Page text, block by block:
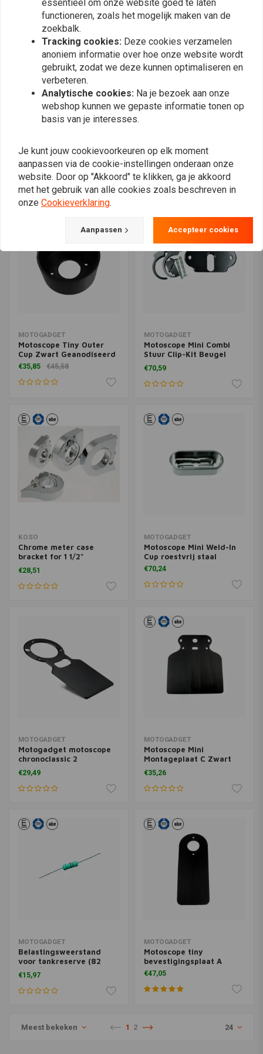
Universele Stuurklem Kit
Gepolijst
€72,83
chronoclassic 2 houder
universeel
€59,96
MOTOGADGET
Motoscope Tiny Outer
Cup Zwart Geanodiseerd
€35,85 €45,58
MOTOGADGET
Motoscope Mini Combi
Stuur Clip-Kit Beugel
Zwart Geanodiseerd
€70,59
KOSO
Chrome meter case
bracket for 1 1/2"
Handlebar
€28,51
MOTOGADGET
Motoscope Mini Weld-In
Cup roestvrij staal
€70,24
MOTOGADGET
Motogadget motoscope
chronoclassic 2
montageplaat universeel
€29,49
MOTOGADGET
Motoscope Mini
Montageplaat C Zwart
Geanodiseerd
€35,26
MOTOGADGET
Belastingsweerstand
voor tankreserve (82
Ohm / 5 Watt)
€15,97
MOTOGADGET
Motoscope tiny
bevestigingsplaat A
€47,05
Meest bekeken 1 2 24
essentieel om onze website goed te laten
functioneren, zoals het mogelijk maken van de
zoekbalk.
Tracking cookies: Deze cookies verzamelen
anoniem informatie over hoe onze website wordt
gebruikt, zodat we deze kunnen optimaliseren en
verbeteren.
Analytische cookies: Na je bezoek aan onze
webshop kunnen we gepaste informatie tonen op
basis van je interesses.
Je kunt jouw cookievoorkeuren op elk moment
aanpassen via de cookie-instellingen onderaan onze
website. Door op "Akkoord" te klikken, ga je akkoord
met het gebruik van alle cookies zoals beschreven in
onze Cookieverklaring.
Aanpassen Accepteer cookies